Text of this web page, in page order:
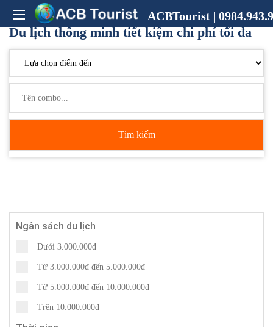
ACBTourist |
Du lịch thông minh tiết kiệm chi phí tối đa
Tìm kiếm
Ngân sách du lịch
Dưới 3.000.000đ
Từ 3.000.000đ đến 5.000.000đ
Từ 5.000.000đ đến 10.000.000đ
Trên 10.000.000đ